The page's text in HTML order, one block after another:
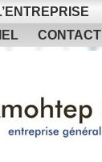
CONTACT